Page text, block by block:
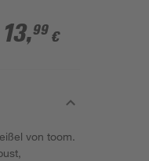
13,99 €
von toom.